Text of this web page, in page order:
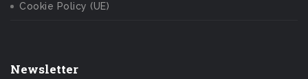
Cookie Policy (UE)
Newsletter